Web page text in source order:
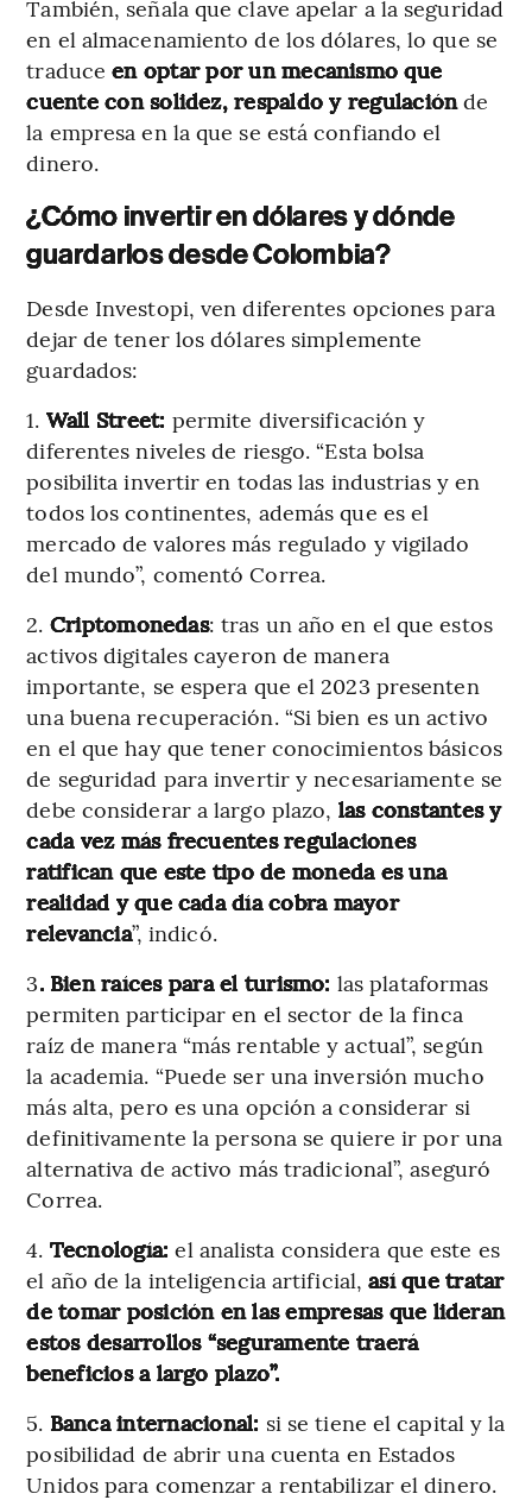
También, señala que clave apelar a la seguridad
en el almacenamiento de los dólares, lo que se
traduceen optar por un mecanismo que
cuente con solidez, respaldo y regulaciónde
la empresa en la que se está confiando el
dinero.
¿Cómo invertir en dólares y dónde
guardarlos desde Colombia?
Desde Investopi, ven diferentes opciones para
dejar de tener los dólares simplemente
guardados:
1. Wall Street: permite diversificación y
diferentes niveles de riesgo. “Esta bolsa
posibilita invertir en todas las industrias y en
todos los continentes, además que es el
mercado de valores más regulado y vigilado
del mundo”, comentó Correa.
2. Criptomonedas: tras un año en el que estos
activos digitales cayeron de manera
importante, se espera que el 2023 presenten
una buena recuperación. “Si bien es un activo
en el que hay que tener conocimientos básicos
de seguridad para invertir y necesariamente se
debe considerar a largo plazo, las constantes y
cada vez más frecuentes regulaciones
ratifican que este tipo de moneda es una
realidad y que cada día cobra mayor
relevancia”, indicó.
3. Bien raíces para el turismo: las plataformas
permiten participar en el sector de la finca
raíz de manera “más rentable y actual”, según
la academia. “Puede ser una inversión mucho
más alta, pero es una opción a considerar si
definitivamente la persona se quiere ir por una
alternativa de activo más tradicional”, aseguró
Correa.
4. Tecnología: el analista considera que este es
el año de la inteligencia artificial,así que tratar
de tomar posición en las empresas que lideran
estos desarrollos “seguramente traerá
beneficios a largo plazo”.
5. Banca internacional: si se tiene el capital y la
posibilidad de abrir una cuenta en Estados
Unidos para comenzar a rentabilizar el dinero.